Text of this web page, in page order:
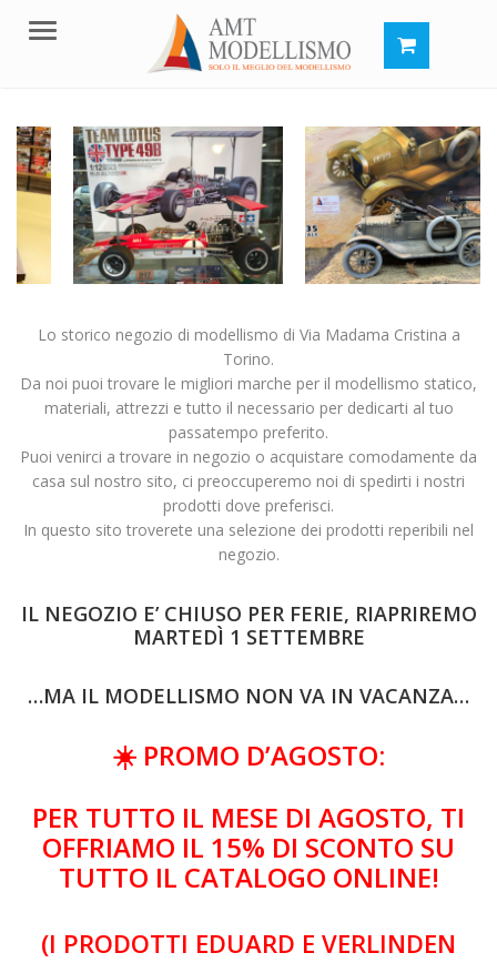
Menu
Lo storico negozio di modellismo di Via Madama Cristina a
Torino.
Da noi puoi trovare le migliori marche per il modellismo statico,
materiali, attrezzi e tutto il necessario per dedicarti al tuo
passatempo preferito.
Puoi venirci a trovare in negozio o acquistare comodamente da
casa sul nostro sito, ci preoccuperemo noi di spedirti i nostri
prodotti dove preferisci.
In questo sito troverete una selezione dei prodotti reperibili nel
negozio.
IL NEGOZIO E’ CHIUSO PER FERIE, RIAPRIREMO
MARTEDÌ 1 SETTEMBRE
…MA IL MODELLISMO NON VA IN VACANZA…
☀️ PROMO D’AGOSTO:
PER TUTTO IL MESE DI AGOSTO, TI
OFFRIAMO IL 15% DI SCONTO SU
TUTTO IL CATALOGO ONLINE!
(I PRODOTTI EDUARD E VERLINDEN